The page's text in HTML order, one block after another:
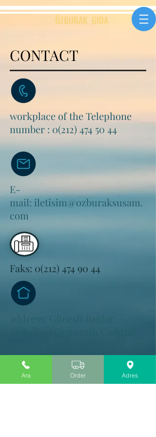
ÖZBURAK GIDA
workplace of the Telephone
number : 0(212) 474 50 44
E-
mail: iletisim@ozburaksusam.
com
Faks: 0(212) 474 90 44
CONTACT
Bağcılar - İstanbul
Ara Order Adres